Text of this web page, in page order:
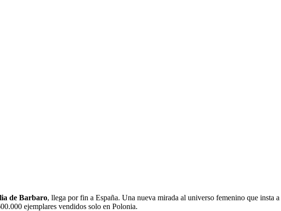
de Barbaro, llega por fin a España. Una nueva mirada al universo femenino que insta
ejemplares vendidos solo en Polonia.